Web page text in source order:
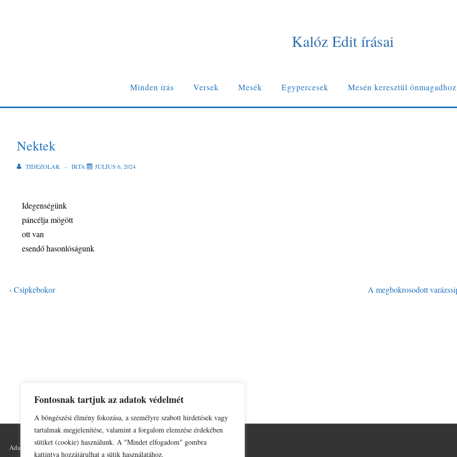
Fontosnak tartjuk az adatok védelmét
A böngészési élmény fokozása, a személyre szabott hirdetések vagy
tartalmak megjelenítése, valamint a forgalom elemzése érdekében
sütiket (cookie) használunk. A "Mindet elfogadom" gombra
kattintva hozzájárulhat a sütik használatához.
Kalóz Edit írásai
Minden írás Versek Mesék Egypercesek Mesén keresztül önmagadhoz
Nektek
TIDEZOLAK ÍRTA JÚLIUS 6, 2024
Idegenségünk
páncélja mögött
ott van
esendő hasonlóságunk
‹ Csipkebokor A megbokrosodott
Adatkezelési tájékoztató Impresszum